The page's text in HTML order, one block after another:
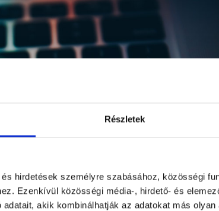
Részletek
hirdetések személyre szabásához, közösségi
Ezenkívül közösségi média-, hirdető- és
akik kombinálhatják az adatokat más